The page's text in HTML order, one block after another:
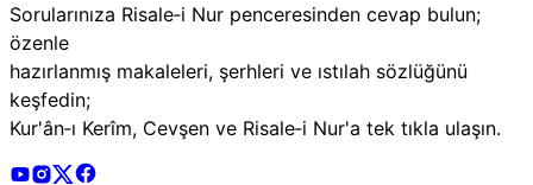
Sorularınıza Risale‑i Nur penceresinden cevap bulun;
özenle
hazırlanmış makaleleri, şerhleri ve ıstılah sözlüğünü
keşfedin;
Kur'ân‑ı Kerîm, Cevşen ve Risale‑i Nur'a tek tıkla ulaşın.
Risale Online Youtube Hesabı
Risale Online Instagram Hesabı
Risale Online X Hesabı